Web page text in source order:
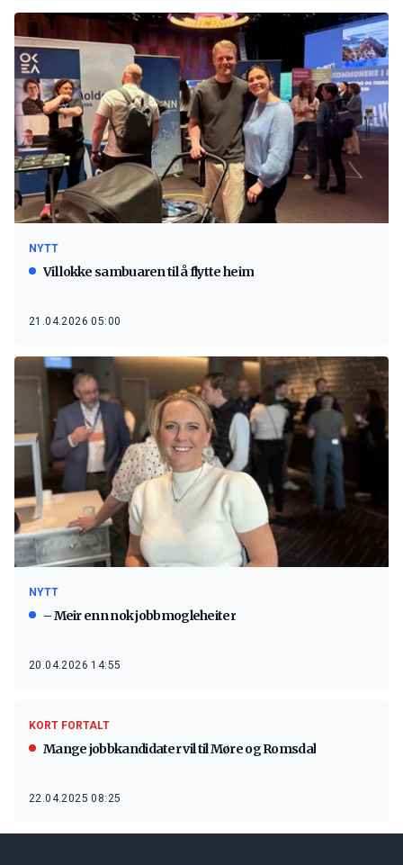
NYTT
Vil lokke sambuaren til å flytte heim
21.04.2026 05:00
NYTT
– Meir enn nok jobbmogleheiter
20.04.2026 14:55
KORT FORTALT
Mange jobbkandidater vil til Møre og Romsdal
22.04.2025 08:25